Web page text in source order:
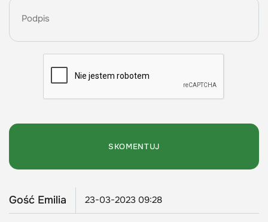
Gość Emilia 23-03-2023 09:28